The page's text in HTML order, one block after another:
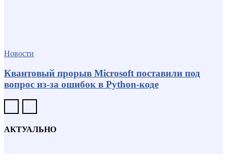
Новости
Квантовый прорыв Microsoft поставили под
вопрос из-за ошибок в Python-коде
АКТУАЛЬНО